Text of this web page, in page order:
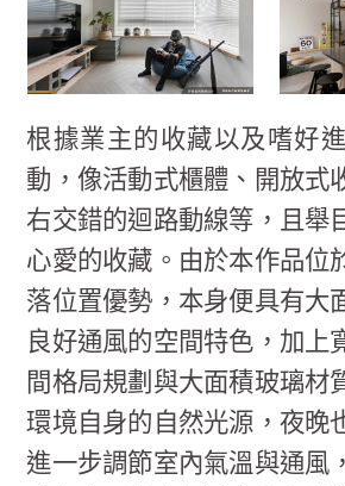
根據業主的收藏以及嗜好
動，像活動式櫃體、開放式
右交錯的迴路動線等，且舉
心愛的收藏。由於本作品位
落位置優勢，本身便具有大
良好通風的空間特色，加上
間格局規劃與大面積玻璃材
環境自身的自然光源，夜晚
進一步調節室內氣溫與通風